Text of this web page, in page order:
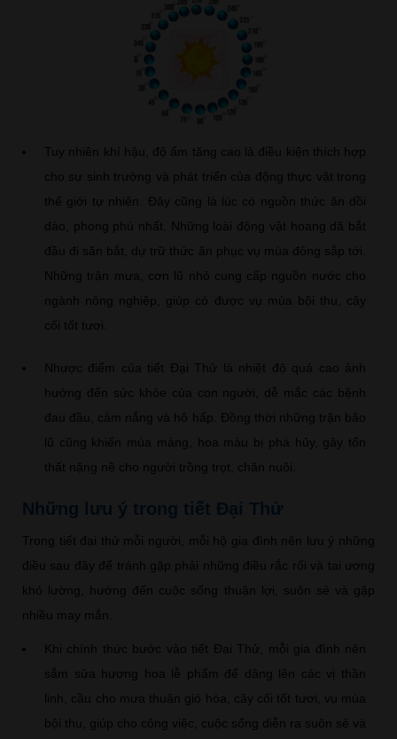
Tuy nhiên khí hậu, độ ẩm tăng cao là điều kiện thích hợp
cho sự sinh trưởng và phát triển của động thực vật trong
thế giới tự nhiên. Đây cũng là lúc có nguồn thức ăn dồi
dào, phong phú nhất. Những loài động vật hoang dã bắt
đầu đi săn bắt, dự trữ thức ăn phục vụ mùa đông sắp tới.
Những trận mưa, cơn lũ nhỏ cung cấp nguồn nước cho
ngành nông nghiệp, giúp có được vụ mùa bội thu, cây
cối tốt tươi.
Nhược điểm của tiết Đại Thử là nhiệt độ quá cao ảnh
hưởng đến sức khỏe của con người, dễ mắc các bệnh
đau đầu, cảm nắng và hô hấp. Đồng thời những trận bão
lũ cũng khiến mùa màng, hoa màu bị phá hủy, gây tổn
thất nặng nề cho người trồng trọt, chăn nuôi.
Những lưu ý trong tiết Đại Thử
Trong tiết đại thử mỗi người, mỗi hộ gia đình nên lưu ý những
điều sau đây để tránh gặp phải những điều rắc rối và tai ương
khó lường, hướng đến cuộc sống thuận lợi, suôn sẻ và gặp
nhiều may mắn.
Khi chính thức bước vào tiết Đại Thử, mỗi gia đình nên
sắm sửa hương hoa lễ phẩm để dâng lên các vị thần
linh, cầu cho mưa thuận gió hòa, cây cối tốt tươi, vụ mùa
bội thu, giúp cho công việc, cuộc sống diễn ra suôn sẻ và